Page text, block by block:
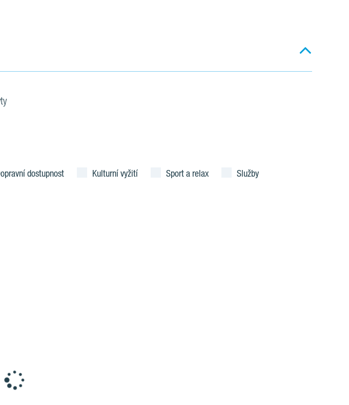
dostupnost Kulturní vyžití Sport a relax
Služby